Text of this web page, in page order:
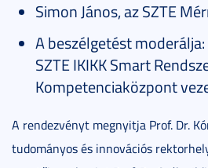
Simon János, az SZTE
A beszélgetést
SZTE IKIKK Smart
Kompetenciaközpont
A rendezvényt megnyitja Prof. Dr.
tudományos és innovációs